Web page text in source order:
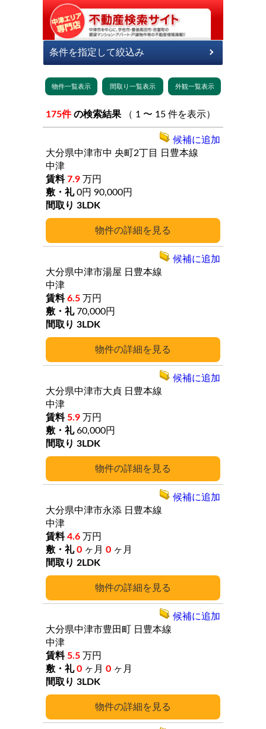
175件 の検索結果 （ 1 〜 15 件を表示）
詳細
大分県中津市中 央町2丁目
日豊本線
中津
7.9 万円
0円 90,000円
3LDK
候補に追加
詳細
大分県中津市湯屋 日豊本線
中津
6.5 万円
70,000円
3LDK
候補に追加
詳細
大分県中津市大貞 日豊本線
中津
5.9 万円
60,000円
3LDK
候補に追加
詳細
大分県中津市永添 日豊本線
中津
4.6 万円
0 ヶ月 0 ヶ月
2LDK
候補に追加
詳細
大分県中津市豊田町
日豊本線
中津
5.5 万円
0 ヶ月 0 ヶ月
3LDK
候補に追加